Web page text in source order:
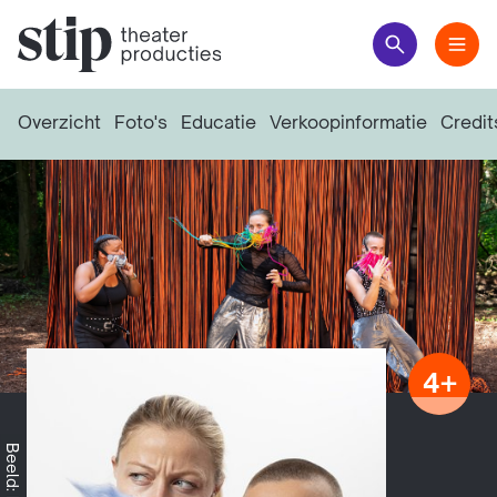
Overzicht Foto's Educatie Verkoopinformatie
4+